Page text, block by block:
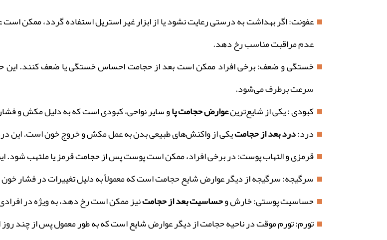
عفونت: اگر بهداشت به درستی رعایت نشود یا از ابزار غیر استریل استفاده گردد، ممکن است
عدم مراقبت مناسب رخ دهد.
خستگی و ضعف: برخی افراد ممکن است بعد از حجامت احساس خستگی یا ضعف کنند. این
سرعت برطرف می‌شود.
کبودی : یکی از شایع‌ترینعوارض حجامت پاو سایر نواحی، کبودی است که به دلیل مکش و
درد:درد بعد از حجامتیکی از واکنش‌های طبیعی بدن به عمل مکش و خروج خون است. این
قرمزی و التهاب پوست: در برخی افراد، ممکن است پوست پس از حجامت قرمز یا ملتهب شود.
سرگیجه: سرگیجه از دیگر عوارض شایع حجامت است که معمولاً به دلیل تغییرات در فشار
حساسیت پوستی: خارش وحساسیت بعد از حجامتنیز ممکن است رخ دهد، به ویژه در
تورم: تورم موقت در ناحیه حجامت از دیگر عوارض شایع است که به طور معمول پس از چند روز